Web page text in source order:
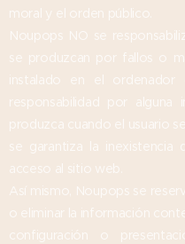
moral y el orden público.
Noupops NO se
se produzcan por fallos o
instalado en el ordenador
responsabilidad por
produzca cuando el usuario
se garantiza la
acceso al sitio web.
Así mismo, Noupops se
o eliminar la información
configuración o